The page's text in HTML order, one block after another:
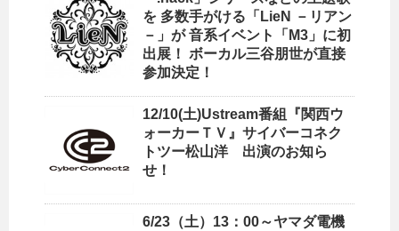
を 多数手がける「LieN －リアン
－」が 音系イベント「M3」に初
出展！ ボーカル三谷朋世が直接
参加決定！
12/10(土)Ustream番組『関西ウ
ォーカーＴＶ』サイバーコネク
トツー松山洋 出演のお知ら
せ！
6/23（土）13：00～ヤマダ電機